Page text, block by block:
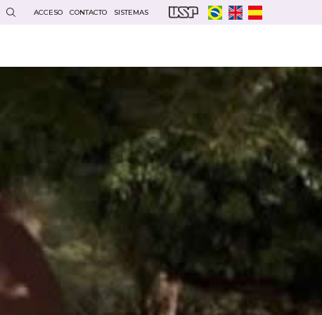
ACCESO CONTACTO SISTEMAS